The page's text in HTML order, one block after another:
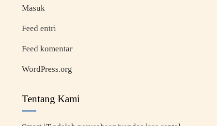
Masuk
Feed entri
Feed komentar
WordPress.org
Tentang Kami